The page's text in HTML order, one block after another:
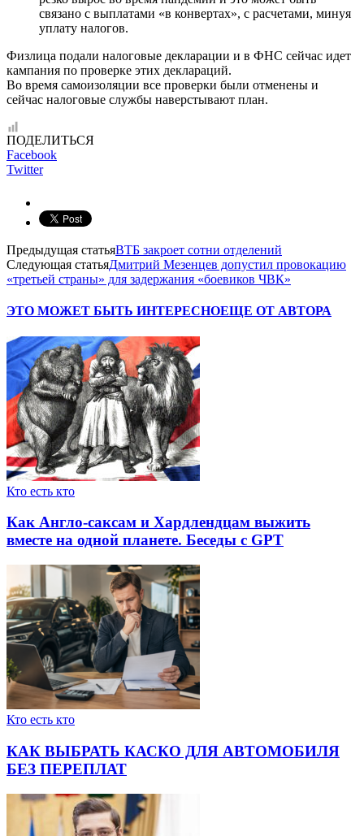
связано с выплатами «в конвертах», с расчетами, минуя
уплату налогов.
Физлица подали налоговые декларации и в ФНС сейчас идет
кампания по проверке этих деклараций.
Во время самоизоляции все проверки были отменены и
сейчас налоговые службы наверстывают план.
ПОДЕЛИТЬСЯ
Facebook
Twitter
Предыдущая статьяВТБ закроет сотни отделений
Следующая статьяДмитрий Мезенцев допустил провокацию
«третьей страны» для задержания «боевиков ЧВК»
ЭТО МОЖЕТ БЫТЬ ИНТЕРЕСНОЕЩЕ ОТ АВТОРА
Кто есть кто
Как Англо-саксам и Хардлендцам выжить
вместе на одной планете. Беседы с GPT
Кто есть кто
КАК ВЫБРАТЬ КАСКО ДЛЯ АВТОМОБИЛЯ
БЕЗ ПЕРЕПЛАТ